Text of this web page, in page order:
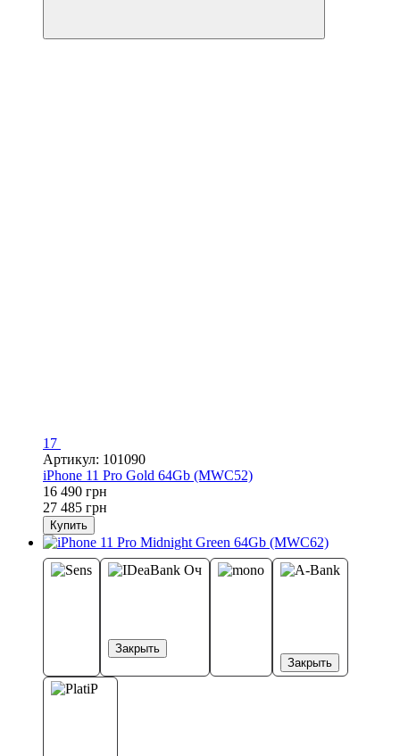
17
Артикул: 101090
iPhone 11 Pro Gold 64Gb (MWC52)
16 490 грн
27 485 грн
Купить
Закрыть
Закрыть